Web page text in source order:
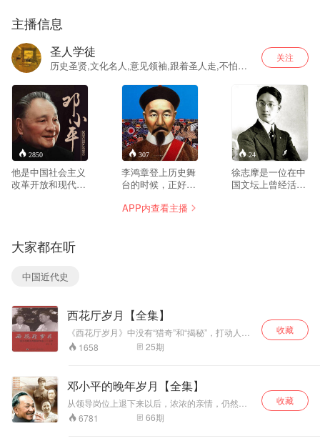
主播信息
圣人学徒
历史圣贤,文化名人,意见领袖,跟着圣人走,不怕摔
关注
2850
他是中国社会主义
改革开放和现代化
制”政策理念，改变
了20世纪后期的中
界，因此在1978年
当选《时代周
刊》“年度风云人
物”。
307
李鸿章登上历史舞
台的时候，正好是
刚结束，中国正陷
奋勇前去解上海之
围。
24
徐志摩是一位在中
国文坛上曾经活跃
想的发展变化，他
的创作前后期的不
同状况，是和当时
APP内查看主播
大家都在听
中国近代史
西花厅岁月【全集】
《西花厅岁月》中没有“猎奇”和“揭秘”，打动人的
是故事的平凡和亲切，从容和真实。作者赵炜曾
在周 恩来和邓颖超身边工作了37年，回忆了当年
周 恩来、邓颖超在一起度过的美好的日子。看过
这本书的人无不为周 恩来、邓颖超的精神所感
动，很多读者看后都感慨：“领袖从某种意义上说
也是普通人，也有普通人的亲情友情，普通人的
烦恼和心焦，这样的领袖少了仙气，却多了人民
1658 25期
收藏
邓小平的晚年岁月【全集】
从领导岗位上退下来以后，浓浓的亲情，仍然通
过件件小事展现出来，激动着人们的心灵。他很
喜欢孩子，孩子们有时在桌子底下钻来钻去，在
6781 66期
收藏